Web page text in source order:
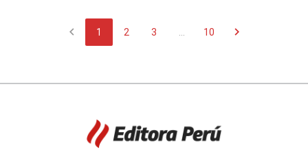
Fenómeno El Niño
chevron_left 1 2 3 10 chevron_right